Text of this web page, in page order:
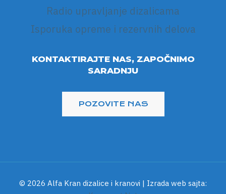
Radio upravljanje dizalicama
Isporuka opreme i rezervnih delova
KONTAKTIRAJTE NAS, ZAPOČNIMO
SARADNJU
© 2026 Alfa Kran dizalice i kranovi | Izrada web sajta: